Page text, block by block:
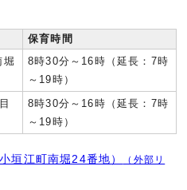
保育時間
堀
8時30分～16時（延長：7時
～19時）
8時30分～16時（延長：7時
～19時）
垣江町南堀24番地）
（外部リ